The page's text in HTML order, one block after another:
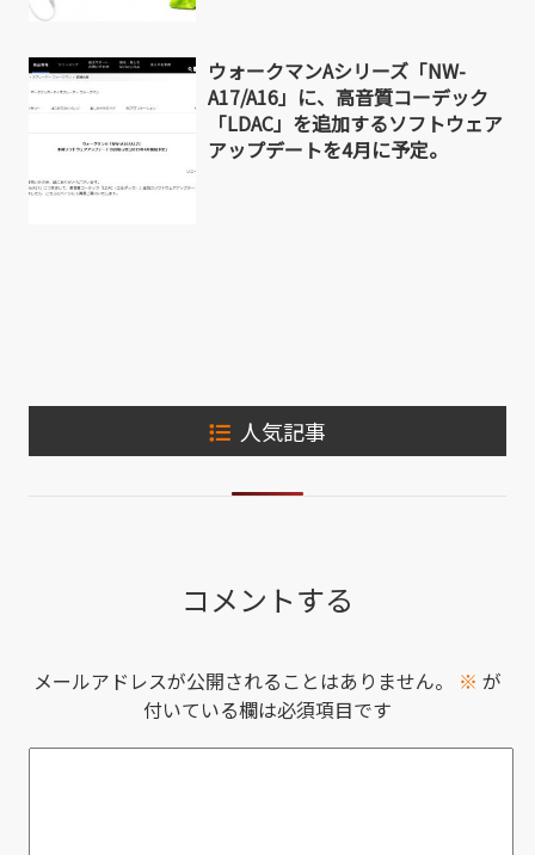
ウォークマンAシリーズ「NW-
A17/A16」に、高音質コーデック
「LDAC」を追加するソフトウェア
アップデートを4月に予定。
人気記事
コメントする
メールアドレスが公開されることはありません。 ※ が
付いている欄は必須項目です